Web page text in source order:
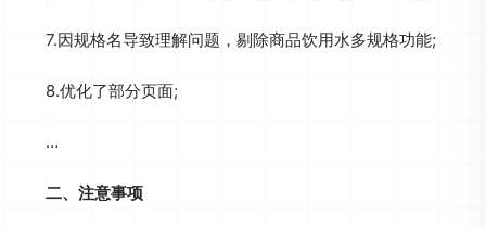
7.因规格名导致理解问题，剔除商品饮用水多规格功能;
8.优化了部分页面;
…
二、注意事项